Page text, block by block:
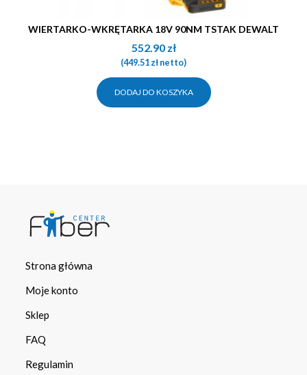
WIERTARKO-WKRĘTARKA 18V 90NM TSTAK DEWALT
552.90 zł
(449.51złnetto)
DODAJ DO KOSZYKA
Strona główna
Moje konto
Sklep
FAQ
Regulamin